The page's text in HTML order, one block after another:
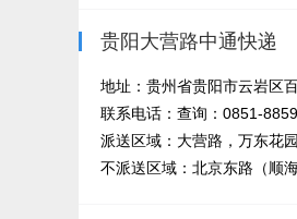
贵阳大营路中通快递
地址：贵州省贵阳市云岩区
联系电话：查询：0851-
派送区域：大营路，万东花
不派送区域：北京东路（顺